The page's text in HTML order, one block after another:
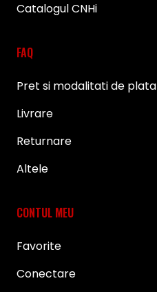
Catalogul CNHi
FAQ
Pret si modalitati de plata
Livrare
Returnare
Altele
CONTUL MEU
Favorite
Conectare